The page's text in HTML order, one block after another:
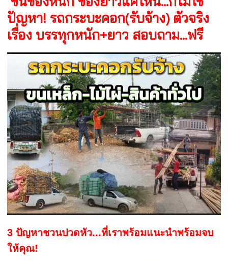
ปัญหา! รถกระบะคอก(รับจ้าง) ตัวจริง
เรื่อง บรรทุกหนัก+ยาว สอบถาม...ฟรี
3 ปัญหาชวนปวดหัว...ที่เราพร้อมแนะนำพร้อมจบ
ให้คุณ!